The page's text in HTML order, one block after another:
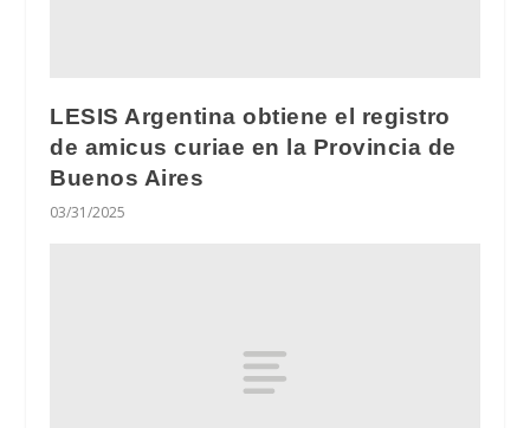
LESIS Argentina obtiene el registro
de amicus curiae en la Provincia de
Buenos Aires
03/31/2025